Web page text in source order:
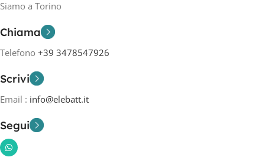
Siamo a Torino
Chiama
Telefono +39 3478547926
Scrivi
Email : info@elebatt.it
Segui